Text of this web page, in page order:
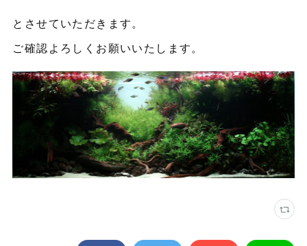
とさせていただきます。
ご確認よろしくお願いいたします。